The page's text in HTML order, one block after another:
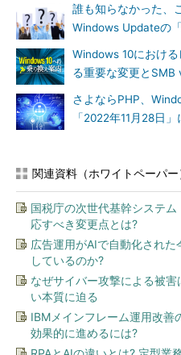
誰も知らなかった、
Windows Updateの
Windows 10におけ
る重要な変更とSMB
さよならPHP、
「2022年11月28日
関連資料（ホワイトペーパー
国税庁の次世代基幹システ
応すべき変更点とは?
広告運用がAIで自動化され
しているのか?
なぜサイバー攻撃による被
い本質に迫る
IBMメインフレーム運用改善
効果的に進めるには?